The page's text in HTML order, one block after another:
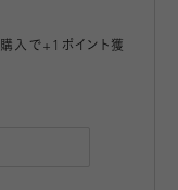
入で+1ポイント獲